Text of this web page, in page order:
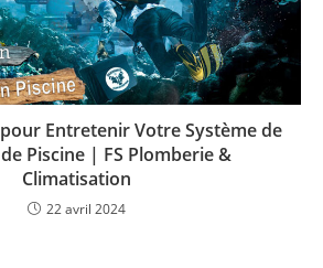
Entretenir Votre Système de
Piscine | FS Plomberie &
Climatisation
22 avril 2024